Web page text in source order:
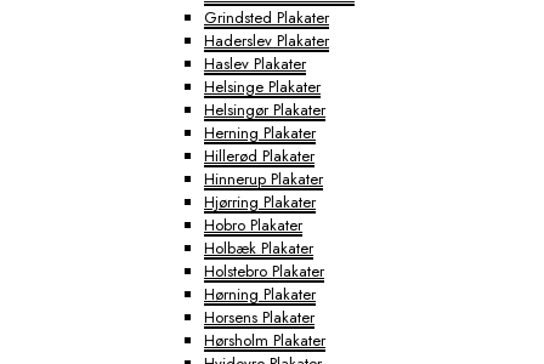
Grindsted Plakater
Haderslev Plakater
Haslev Plakater
Helsinge Plakater
Helsingør Plakater
Herning Plakater
Hillerød Plakater
Hinnerup Plakater
Hjørring Plakater
Hobro Plakater
Holbæk Plakater
Holstebro Plakater
Hørning Plakater
Horsens Plakater
Hørsholm Plakater